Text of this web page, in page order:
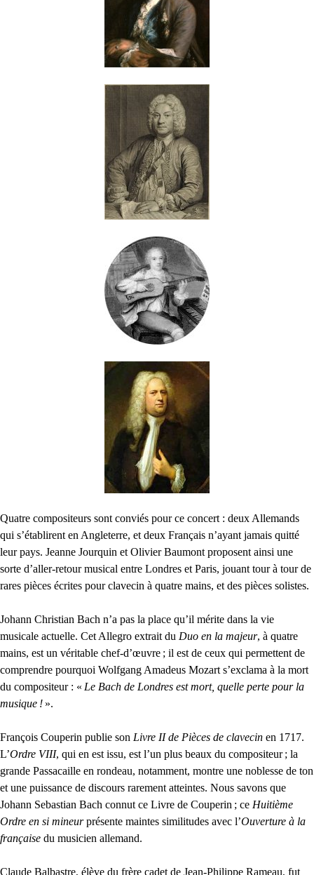
Quatre compositeurs sont conviés pour ce concert : deux Allemands
qui s’établirent en Angleterre, et deux Français n’ayant jamais quitté
leur pays. Jeanne Jourquin et Olivier Baumont proposent ainsi une
sorte d’aller-retour musical entre Londres et Paris, jouant tour à tour de
rares pièces écrites pour clavecin à quatre mains, et des pièces solistes.
Johann Christian Bach n’a pas la place qu’il mérite dans la vie
musicale actuelle. Cet Allegro extrait du Duo en la majeur, à quatre
mains, est un véritable chef-d’œuvre ; il est de ceux qui permettent de
comprendre pourquoi Wolfgang Amadeus Mozart s’exclama à la mort
du compositeur : « Le Bach de Londres est mort, quelle perte pour la
musique ! ».
François Couperin publie son Livre IIde Pièces de clavecin en 1717.
L’Ordre VIII, qui en est issu, est l’un plus beaux du compositeur ; la
grande Passacaille en rondeau, notamment, montre une noblesse de ton
et une puissance de discours rarement atteintes. Nous savons que
Johann Sebastian Bach connut ce Livre de Couperin ; ce Huitième
Ordre en si mineurprésente maintes similitudes avec l’Ouverture à la
française du musicien allemand.
Claude Balbastre, élève du frère cadet de Jean-Philippe Rameau, fut